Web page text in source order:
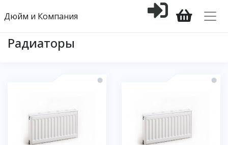
Дюйм и Компания
Радиаторы